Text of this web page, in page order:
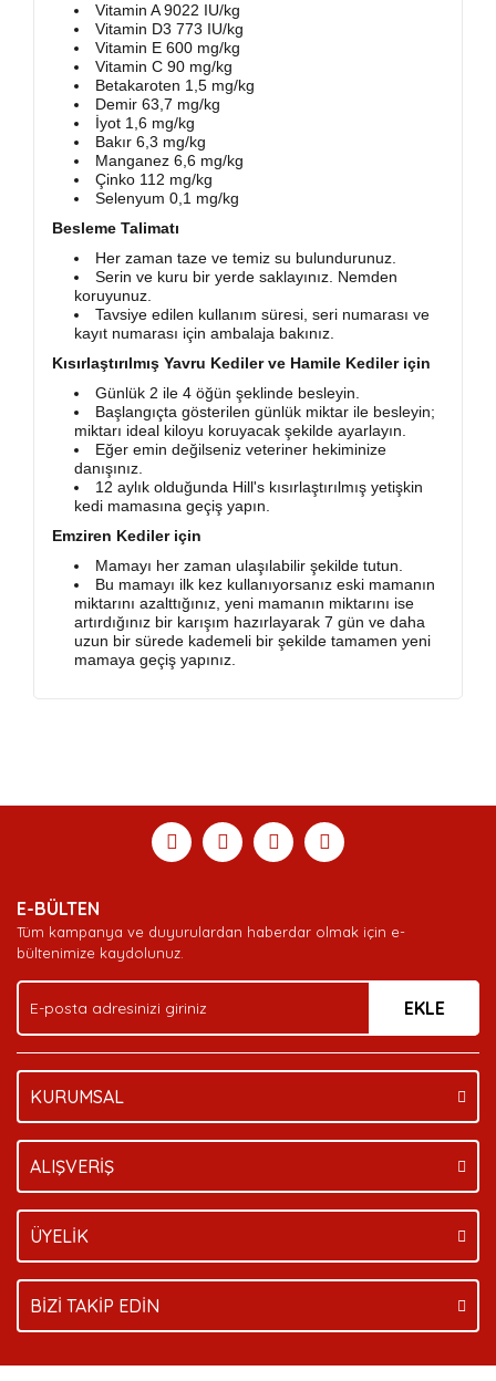
Vitamin A 9022 IU/kg
Vitamin D3 773 IU/kg
Vitamin E 600 mg/kg
Vitamin C 90 mg/kg
Betakaroten 1,5 mg/kg
Demir 63,7 mg/kg
İyot 1,6 mg/kg
Bakır 6,3 mg/kg
Manganez 6,6 mg/kg
Çinko 112 mg/kg
Selenyum 0,1 mg/kg
Besleme Talimatı
Her zaman taze ve temiz su bulundurunuz.
Serin ve kuru bir yerde saklayınız. Nemden
koruyunuz.
Tavsiye edilen kullanım süresi, seri numarası ve
kayıt numarası için ambalaja bakınız.
Kısırlaştırılmış Yavru Kediler ve Hamile Kediler için
Günlük 2 ile 4 öğün şeklinde besleyin.
Başlangıçta gösterilen günlük miktar ile besleyin;
miktarı ideal kiloyu koruyacak şekilde ayarlayın.
Eğer emin değilseniz veteriner hekiminize
danışınız.
12 aylık olduğunda Hill's kısırlaştırılmış yetişkin
kedi mamasına geçiş yapın.
Emziren Kediler için
Mamayı her zaman ulaşılabilir şekilde tutun.
Bu mamayı ilk kez kullanıyorsanız eski mamanın
miktarını azalttığınız, yeni mamanın miktarını ise
artırdığınız bir karışım hazırlayarak 7 gün ve daha
uzun bir sürede kademeli bir şekilde tamamen yeni
mamaya geçiş yapınız.
Yorum Yaz
Soru Sor
formunu kullanarak tarafımıza iletebilirsiniz.
Görüş ve önerileriniz için teşekkür ederiz.
Ürün açıklamasında eksik bilgiler bulunuyor.
Ürün bilgilerinde hatalar bulunuyor.
Bu ürüne benzer farklı alternatifler olmalı.
Deneyimini Paylaş
E-BÜLTEN
Tüm kampanya ve duyurulardan haberdar olmak için e-
bültenimize kaydolunuz.
EKLE
KURUMSAL
ALIŞVERİŞ
ÜYELİK
BİZİ TAKİP EDİN